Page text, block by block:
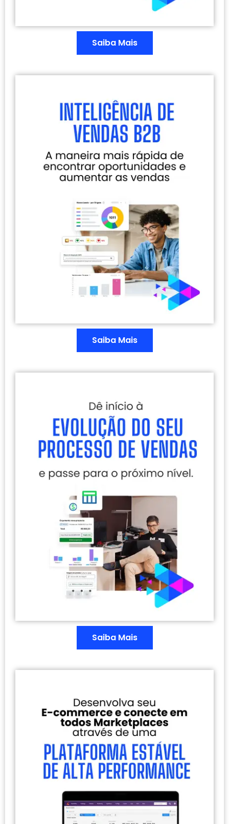
Saiba Mais
Saiba Mais
Saiba Mais